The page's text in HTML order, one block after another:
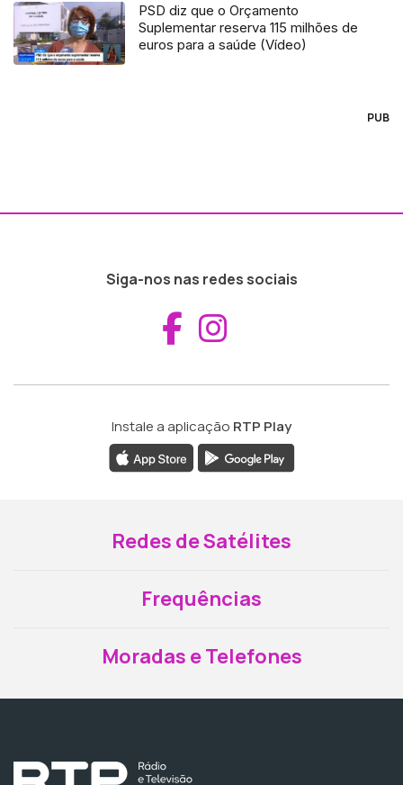
PSD diz que o Orçamento
Suplementar reserva 115 milhões de
euros para a saúde (Vídeo)
PUB
Siga-nos nas redes sociais
Aceder ao
Instale a aplicação RTP Play
Redes de Satélites
Frequências
Moradas e Telefones